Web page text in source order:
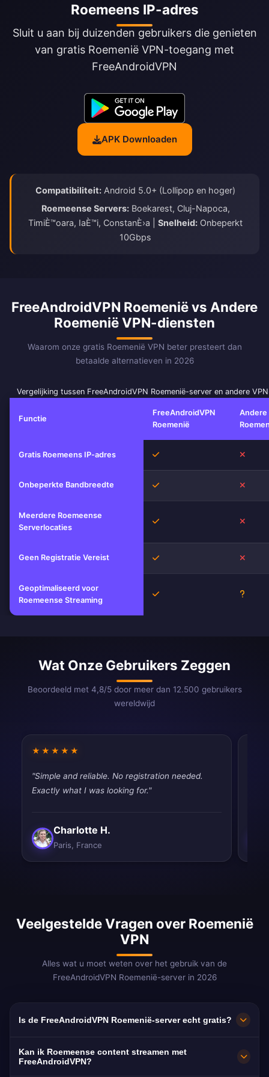
Roemeens IP-adres
Sluit u aan bij duizenden gebruikers die genieten
van gratis Roemenië VPN-toegang met
FreeAndroidVPN
APK Downloaden
Compatibiliteit: Android 5.0+ (Lollipop en hoger)
Roemeense Servers:Boekarest, Cluj-Napoca,
TimiÈ™oara, IaÈ™i, ConstanÈ›a | Snelheid: Onbeperkt
10Gbps
FreeAndroidVPN Roemenië vs Andere
Roemenië VPN-diensten
Waarom onze gratis Roemenië VPN beter presteert dan
betaalde alternatieven in 2026
Vergelijking tussen FreeAndroidVPN Roemenië-server en andere
Functie
FreeAndroidVPN
Roemenië
Andere
Gratis Roemeens IP-adres Ja
Onbeperkte Bandbreedte Ja
Meerdere Roemeense
Serverlocaties
Ja
Geen Registratie Vereist Ja
Geoptimaliseerd voor
Roemeense Streaming
Ja
Wat Onze Gebruikers Zeggen
Beoordeeld met 4,8/5 door meer dan 12.500 gebruikers
wereldwijd
★★★★★
"Simple and reliable. No registration needed.
Exactly what I was looking for."
Charlotte H.
Paris, France
Veelgestelde Vragen over Roemenië
VPN
Alles wat u moet weten over het gebruik van de
FreeAndroidVPN Roemenië-server in 2026
Is de FreeAndroidVPN Roemenië-server echt gratis?
100% gratis. Servers in Boekarest, Cluj-
Kan ik Roemeense content streamen met
FreeAndroidVPN?